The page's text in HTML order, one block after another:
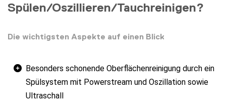
Spülen/Oszillieren/Tauchreinigen?
Die wichtigsten Aspekte auf einen Blick
Besonders schonende Oberflächenreinigung durch ein
Spülsystem mit Powerstream und Oszillation sowie
Ultraschall